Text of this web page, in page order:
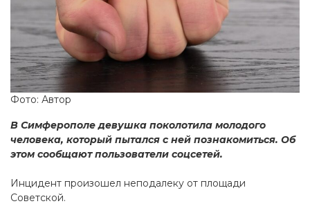
Фото: Автор
В Симферополе девушка поколотила молодого
человека, который пытался с ней познакомиться. Об
этом сообщают пользователи соцсетей.
Инцидент произошел неподалеку от площади
Советской.